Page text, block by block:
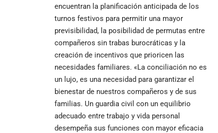
encuentran la planificación anticipada de los
turnos festivos para permitir una mayor
previsibilidad, la posibilidad de permutas entre
compañeros sin trabas burocráticas y la
creación de incentivos que prioricen las
necesidades familiares. «La conciliación no es
un lujo, es una necesidad para garantizar el
bienestar de nuestros compañeros y de sus
familias. Un guardia civil con un equilibrio
adecuado entre trabajo y vida personal
desempeña sus funciones con mayor eficacia